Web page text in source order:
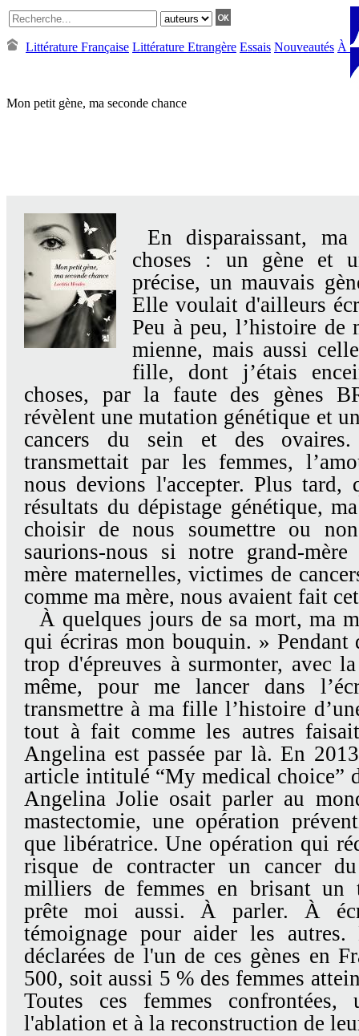
Littérature Française Littérature Etrangère Essais Nouveautés À
Mon petit gène, ma seconde chance
En disparaissant,
choses : un gène et
précise, un mauvais
Elle voulait d'ailleurs
Peu à peu, l’histoire de
mienne, mais aussi
fille, dont j’étais
choses, par la faute des gènes
révèlent une mutation génétique et
cancers du sein et des
transmettait par les femmes,
nous devions l'accepter. Plus tard,
résultats du dépistage génétique,
choisir de nous soumettre ou
saurions-nous si notre grand-
mère maternelles, victimes de
comme ma mère, nous avaient fait
À quelques jours de sa mort, ma
qui écriras mon bouquin. » Pendant
trop d'épreuves à surmonter, avec
même, pour me lancer dans
transmettre à ma fille l’histoire
tout à fait comme les autres
Angelina est passée par là. En
article intitulé “My medical choice”
Angelina Jolie osait parler au
mastectomie, une opération
que libératrice. Une opération qui
risque de contracter un cancer
milliers de femmes en brisant un
prête moi aussi. À parler. À
témoignage pour aider les
déclarées de l'un de ces gènes en
500, soit aussi 5 % des femmes
Toutes ces femmes
l'ablation et à la reconstruction de